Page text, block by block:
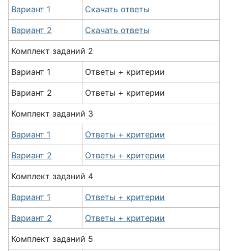
Вариант 1 Скачать ответы
Вариант 2 Скачать ответы
Комплект заданий 2
Вариант 1 Ответы + критерии
Вариант 2 Ответы + критерии
Комплект заданий 3
Вариант 1 Ответы + критерии
Вариант 2 Ответы + критерии
Комплект заданий 4
Вариант 1 Ответы + критерии
Вариант 2 Ответы + критерии
Комплект заданий 5